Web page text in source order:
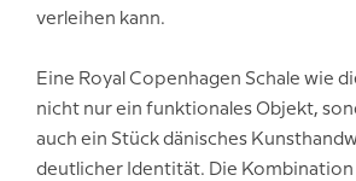
verleihen kann.
Eine Royal Copenhagen Schale wie
nicht nur ein funktionales Objekt,
auch ein Stück dänisches
deutlicher Identität. Die Kombination